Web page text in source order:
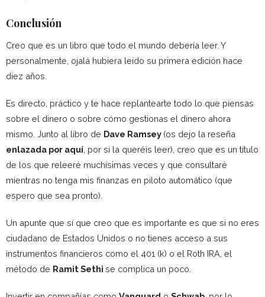
Conclusión
Creo que es un libro que todo el mundo debería leer. Y
personalmente, ojalá hubiera leído su primera edición hace
diez años.
Es directo, práctico y te hace replantearte todo lo que piensas
sobre el dinero o sobre cómo gestionas el dinero ahora
mismo. Junto al libro de Dave Ramsey (os dejo la reseña
enlazada por aquí , por si la queréis leer), creo que es un título
de los que releeré muchísimas veces y que consultaré
mientras no tenga mis finanzas en piloto automático (que
espero que sea pronto).
Un apunte que sí que creo que es importante es que si no eres
ciudadano de Estados Unidos o no tienes acceso a sus
instrumentos financieros como el 401 (k) o el Roth IRA, el
método de Ramit Sethi se complica un poco.